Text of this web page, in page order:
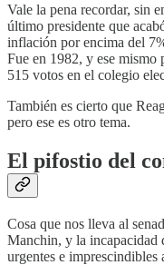
Vale la pena recordar, sin
último presidente que
inflación por encima del
Fue en 1982, y ese mismo
515 votos en el colegio
También es cierto que
pero ese es otro tema.
El pifostio del
Cosa que nos lleva al
Manchin, y la incapacidad
urgentes e imprescindibles